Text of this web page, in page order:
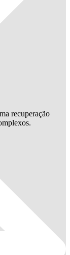
recuperação